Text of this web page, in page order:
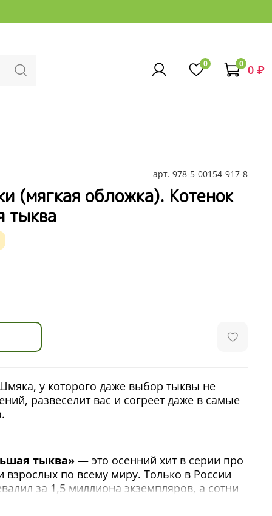
0 0 0 ₽
арт. 978-5-00154-917-8
(мягкая обложка). Котенок
тыква
у которого даже выбор тыквы не
развеселит вас и согреет даже в самые
тыква» — это осенний хит в серии про
взрослых по всему миру. Только в России
за 1,5 миллиона экземпляров, а сотни
котенке лучшего друга.